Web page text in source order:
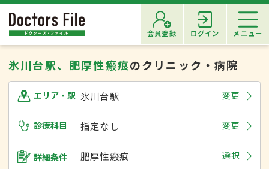
会員登録 ログイン メニュー
氷川台駅、肥厚性瘢痕のクリニック・病院
エリア・駅 氷川台駅 変更
診療科目 指定なし 変更
詳細条件 肥厚性瘢痕 選択